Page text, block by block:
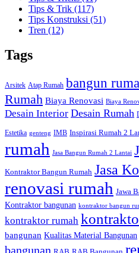
Tips & Trik (117)
Tips Konstruksi (51)
Tren (12)
Tags
Arsitek Atap Rumah bangun
Rumah Biaya Renovasi Biaya
Desain Interior Desain Rumah
Estetika genteng IMB Inspirasi Rumah 2
rumah Jasa Bangun Rumah 2 Lantai
Kontraktor Bangun Rumah Jasa
renovasi rumah Jawa
Kontraktor bangunan kontraktor bangun
kontraktor rumah
bangunan Kualitas Material Bangunan
bangunan